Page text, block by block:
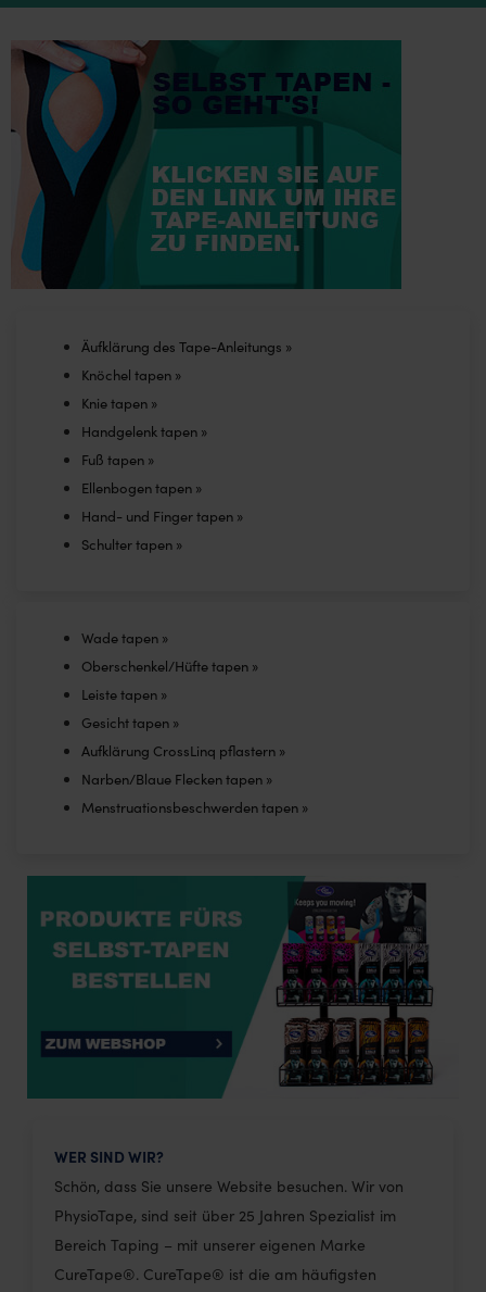
the
product
page
variants.
The
options
may
chosen
on
the
Äufklärung des Tape-Anleitungs »
Knöchel tapen »
Knie tapen »
Handgelenk tapen »
Fuß tapen »
Ellenbogen tapen »
Hand- und Finger tapen »
Schulter tapen »
Wade tapen »
Oberschenkel/Hüfte tapen »
Leiste tapen »
Gesicht tapen »
Aufklärung CrossLinq pflastern »
Narben/Blaue Flecken tapen »
Menstruationsbeschwerden tapen »
WER SIND WIR?
Schön, dass Sie unsere Website besuchen. Wir von
PhysioTape, sind seit über 25 Jahren Spezialist im
Bereich Taping – mit unserer eigenen Marke
CureTape®. CureTape® ist die am häufigsten